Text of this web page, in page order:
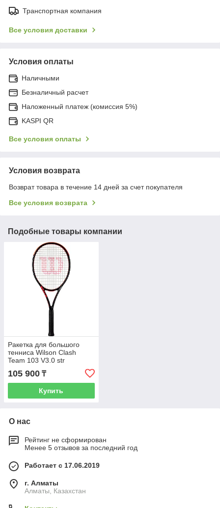
Транспортная компания
Все условия доставки
Условия оплаты
Наличными
Безналичный расчет
Наложенный платеж (комиссия 5%)
KASPI QR
Все условия оплаты
Условия возврата
Возврат товара в течение 14 дней за счет покупателя
Все условия возврата
Подобные товары компании
Ракетка для большого
тенниса Wilson Clash
Team 103 V3.0 str
105 900 ₸
Купить
О нас
Рейтинг не сформирован
Менее 5 отзывов за последний год
Работает с 17.06.2019
г. Алматы
Алматы, Казахстан